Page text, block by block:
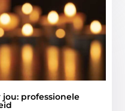
professionele